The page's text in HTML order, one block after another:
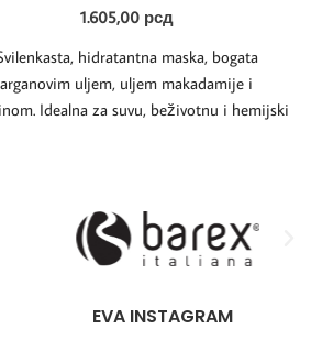
1.605,00 рсд
hidratantna maska, bogata
arganovim uljem, uljem makadamije i
Idealna za suvu, beživotnu i hemijski
EVA INSTAGRAM